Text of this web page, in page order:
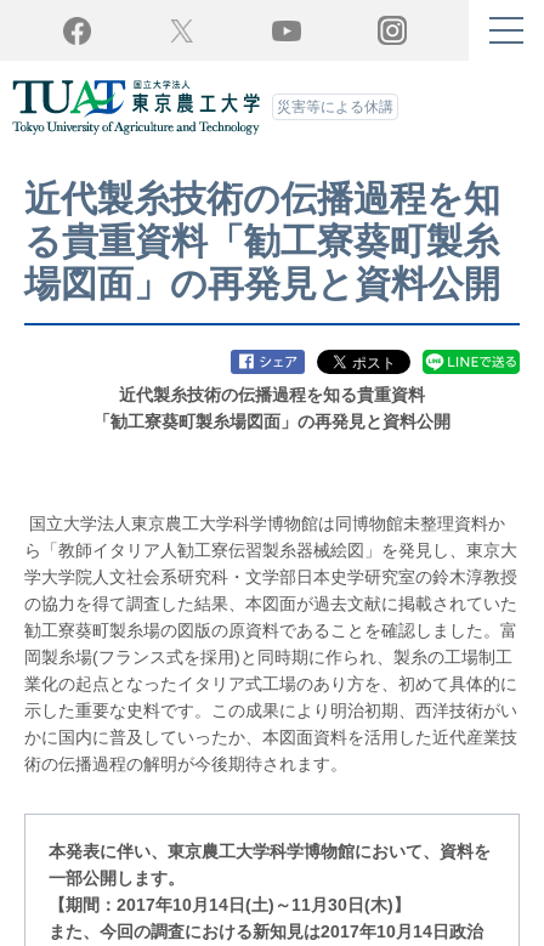
Facebook YouTube Instagram
災害等による休講
近代製糸技術の伝播過程を知
る貴重資料「勧工寮葵町製糸
場図面」の再発見と資料公開
近代製糸技術の伝播過程を知る貴重資料
「勧工寮葵町製糸場図面」の再発見と資料公開
国立大学法人東京農工大学科学博物館は同博物館未整理資料か
ら「教師イタリア人勧工寮伝習製糸器械絵図」を発見し、東京大
学大学院人文社会系研究科・文学部日本史学研究室の鈴木淳教授
の協力を得て調査した結果、本図面が過去文献に掲載されていた
勧工寮葵町製糸場の図版の原資料であることを確認しました。富
岡製糸場(フランス式を採用)と同時期に作られ、製糸の工場制工
業化の起点となったイタリア式工場のあり方を、初めて具体的に
示した重要な史料です。この成果により明治初期、西洋技術がい
かに国内に普及していったか、本図面資料を活用した近代産業技
術の伝播過程の解明が今後期待されます。
本発表に伴い、東京農工大学科学博物館において、資料を
一部公開します。
【期間：2017年10月14日(土)～11月30日(木)】
また、今回の調査における新知見は2017年10月14日政治